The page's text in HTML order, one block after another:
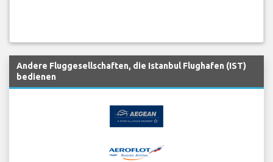
Andere Fluggesellschaften, die Istanbul Flughafen (IST)
bedienen